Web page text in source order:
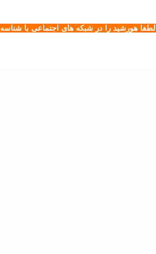
لطفا هورشید را در شبکه های اجتماعی با شناسه hoorshidshop@ دنبال کنید.